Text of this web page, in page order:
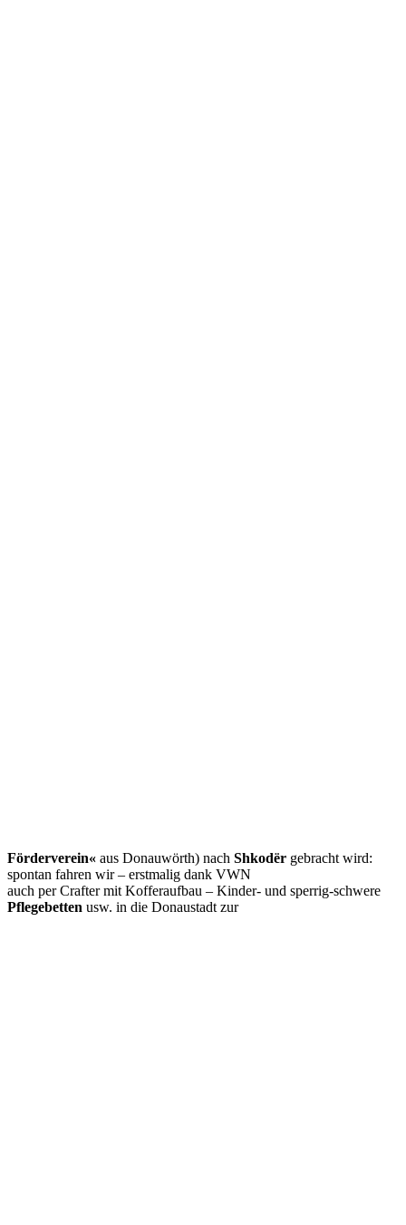
Förderverein« aus Donauwörth) nach Shkodër gebracht wird:
spontan fahren wir – erstmalig dank VWN
auch per Crafter mit Kofferaufbau – Kinder- und sperrig-schwere
Pflegebetten usw. in die Donaustadt zur